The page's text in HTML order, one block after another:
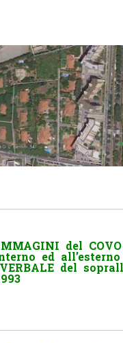
del COVO
ed all’esterno
VERBALE del